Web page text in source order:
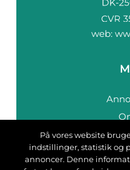
web:
På vores website
indstillinger, statistik og
annoncer. Denne